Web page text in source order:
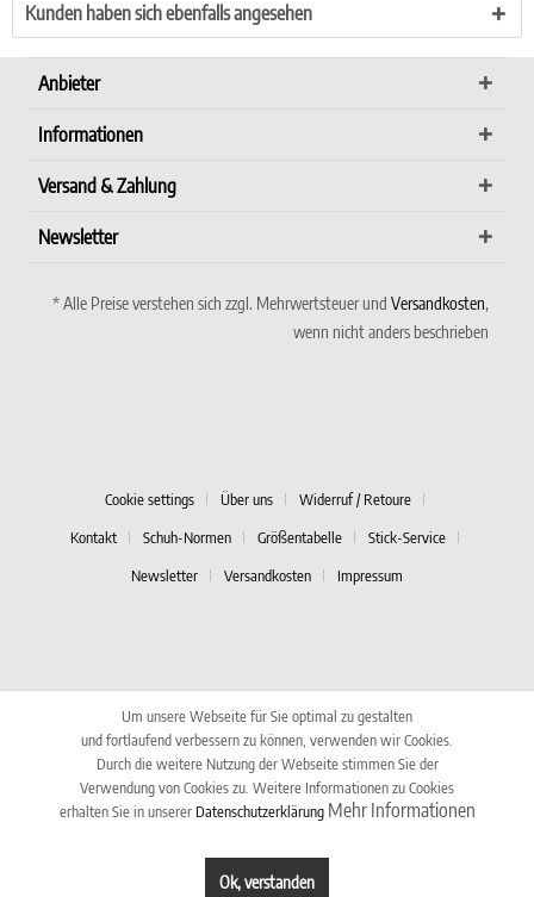
Kunden haben sich ebenfalls angesehen
Anbieter
Informationen
Versand & Zahlung
Newsletter
* Alle Preise verstehen sich zzgl. Mehrwertsteuer und Versandkosten,
wenn nicht anders beschrieben
Cookie settings Über uns
Widerruf / Retoure
Kontakt
Schuh-Normen Größentabelle
Stick-Service
Newsletter
Versandkosten Impressum
Um unsere Webseite für Sie optimal zu gestalten
und fortlaufend verbessern zu können, verwenden wir Cookies.
Durch die weitere Nutzung der Webseite stimmen Sie der
Verwendung von Cookies zu. Weitere Informationen zu Cookies
erhalten Sie in unserer DatenschutzerklärungMehr Informationen
Ok, verstanden